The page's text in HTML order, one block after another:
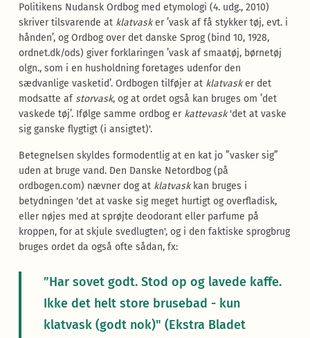
Politikens Nudansk Ordbog med etymologi (4. udg., 2010)
skriver tilsvarende at klatvasker ’vask af få stykker tøj, evt. i
hånden’, og Ordbog over det danske Sprog (bind 10, 1928,
ordnet.dk/ods) giver forklaringen ’vask af smaatøj, børnetøj
olgn., som i en husholdning foretages udenfor den
sædvanlige vasketid’. Ordbogen tilføjer at klatvasker det
modsatte afstorvask, og at ordet også kan bruges om ’det
vaskede tøj’. Ifølge samme ordbog er kattevask'det at vaske
sig ganske flygtigt (i ansigtet)'.
Betegnelsen skyldes formodentlig at en kat jo ”vasker sig”
uden at bruge vand. Den Danske Netordbog (på
ordbogen.com) nævner dog at klatvaskkan bruges i
betydningen 'det at vaske sig meget hurtigt og overfladisk,
eller nøjes med at sprøjte deodorant eller parfume på
kroppen, for at skjule svedlugten', og i den faktiske sprogbrug
bruges ordet da også ofte sådan, fx:
”Har sovet godt. Stod op og lavede kaffe.
Ikke det helt store brusebad - kun
klatvask (godt nok)" (Ekstra Bladet